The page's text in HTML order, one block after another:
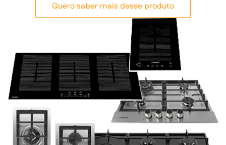
Quero saber mais desse produto